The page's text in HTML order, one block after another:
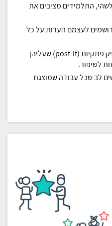
התלמידים מציבים את
לעצמם הערות על כל
על כל עבודה הם יכולים להדביק פתקיות (post-it) שעליהן
לשיפור.
20 דקות, ונשים לב שכל עבודה שמוצגת